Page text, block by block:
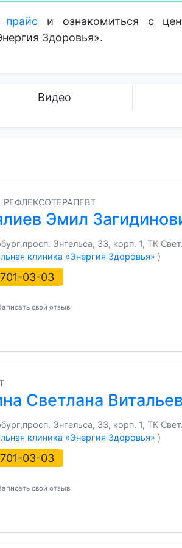
прайс и ознакомиться с
Здоровья».
Видео
РЕФЛЕКСОТЕРАПЕВТ
Эмил
Энгельса, 33, корп. 1, ТК
клиника «Энергия Здоровья» )
03-03
свой отзыв
Светлана
Энгельса, 33, корп. 1, ТК
клиника «Энергия Здоровья» )
03-03
свой отзыв